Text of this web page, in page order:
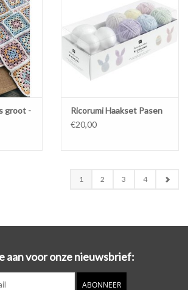
groot -
Ricorumi Haakset Pasen
€20,00
1 2 3 4
aan voor onze nieuwsbrief:
ABONNEER